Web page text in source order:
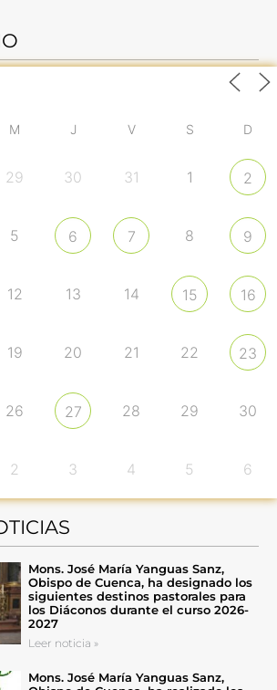
M J V S D
29 30 31 1 2
5 6 7 8 9
12 13 14 15 16
19 20 21 22 23
26 27 28 29 30
2 3 4 5 6
Mons. José María Yanguas Sanz,
Obispo de Cuenca, ha designado los
siguientes destinos pastorales para
los Diáconos durante el curso 2026-
2027
Leer noticia »
Mons. José María Yanguas Sanz,